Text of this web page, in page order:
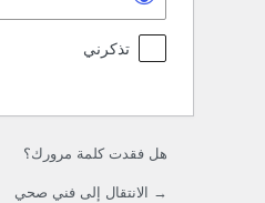
تذكرني
هل فقدت كلمة مرورك؟
→ الانتقال إلى فني صحي